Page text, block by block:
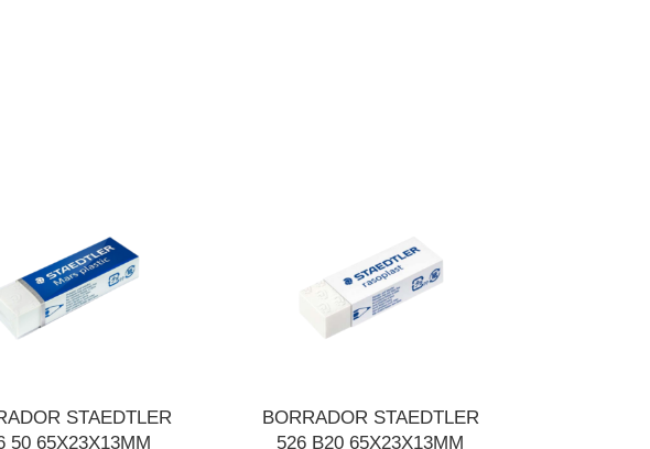
STAEDTLER
50 65X23X13MM
BORRADOR STAEDTLER
526 B20 65X23X13MM